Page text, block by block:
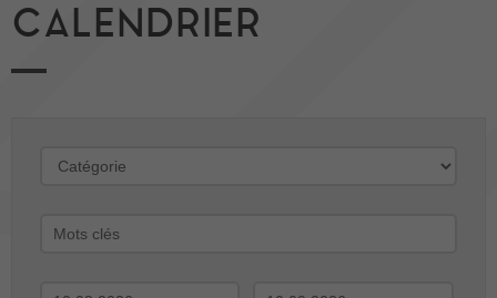
CALENDRIER